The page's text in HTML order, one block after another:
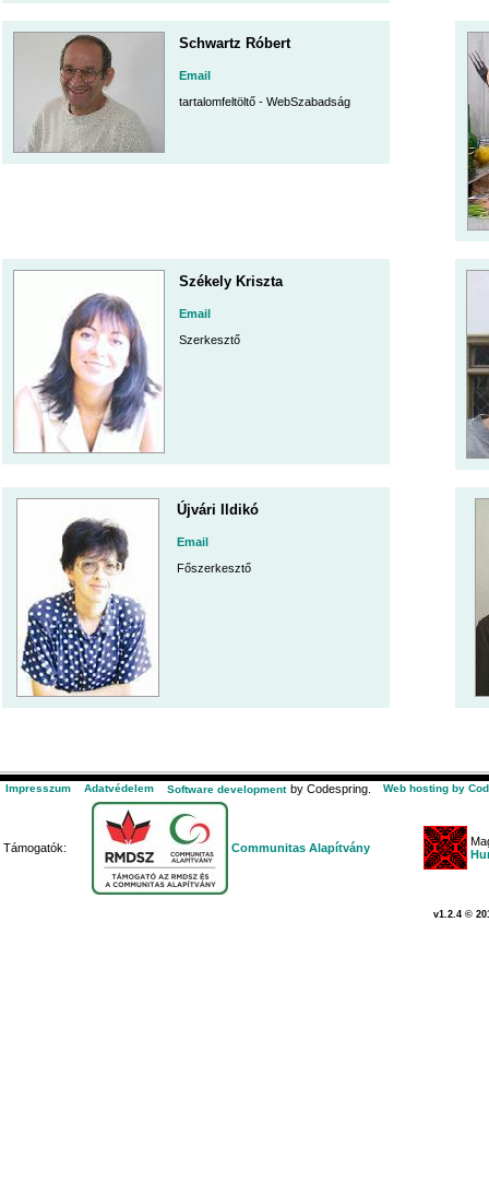
Schwartz Róbert
Email
tartalomfeltöltő - WebSzabadság
Székely Kriszta
Email
Szerkesztő
Újvári Ildikó
Email
Főszerkesztő
Impresszum Adatvédelem Software development by Codespring. Web hosting by
Támogatók: Communitas Alapítvány
v1.2.4 ©